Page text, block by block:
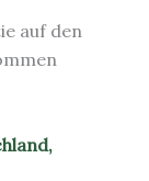
auf den